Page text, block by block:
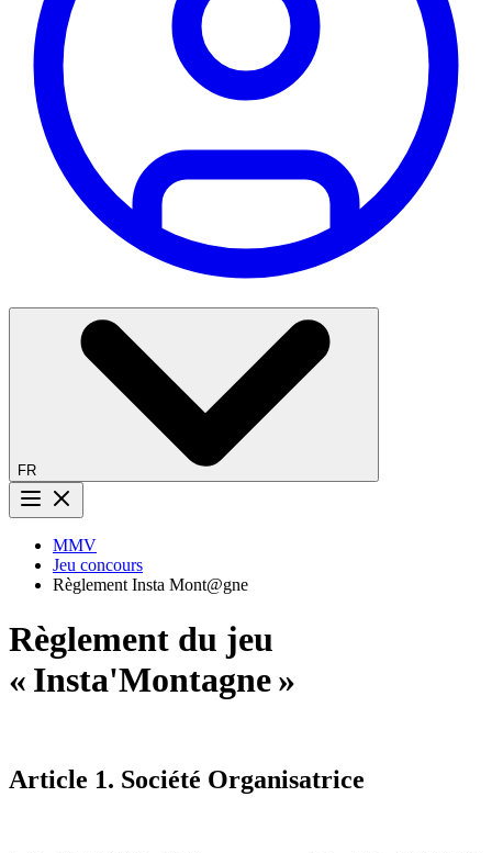
FR
Bouton menu
MMV
Jeu concours
Règlement Insta Mont@gne
Règlement du jeu
« Insta'Montagne »
Article 1. Société Organisatrice